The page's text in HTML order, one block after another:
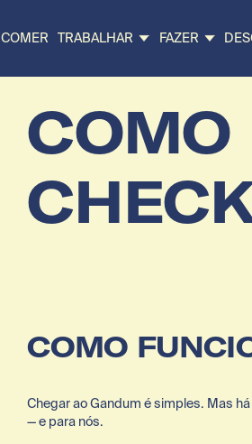
COMER TRABALHAR FAZER
COMO
COMO
Chegar ao Gandum é simples. Mas
— e para nós.